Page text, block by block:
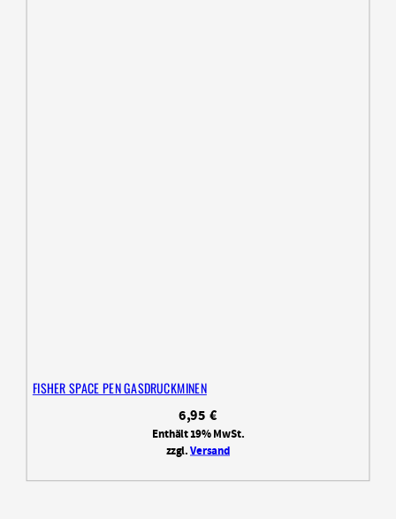
FISHER SPACE PEN GASDRUCKMINEN
6,95€
Enthält 19% MwSt.
zzgl.Versand